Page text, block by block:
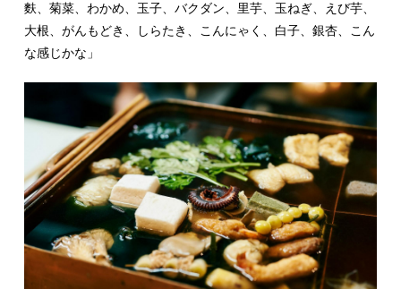
麩、菊菜、わかめ、玉子、バクダン、里芋、玉ねぎ、えび芋、
大根、がんもどき、しらたき、こんにゃく、白子、銀杏、こん
な感じかな」